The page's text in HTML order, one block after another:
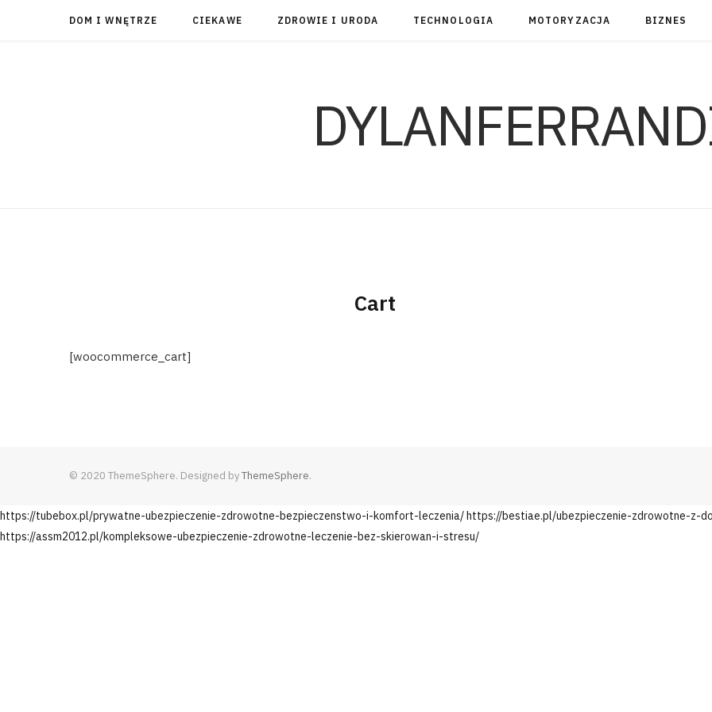
DOM I WNĘTRZE CIEKAWE ZDROWIE I URODA TECHNOLOGIA MOTORYZACJA BIZNES
Cart
[woocommerce_cart]
© 2020 ThemeSphere. Designed byThemeSphere.
https://tubebox.pl/prywatne-ubezpieczenie-zdrowotne-bezpieczenstwo-i-komfort-leczenia/https://bestiae.pl/ubezpieczenie-zdrowotne-z-
https://assm2012.pl/kompleksowe-ubezpieczenie-zdrowotne-leczenie-bez-skierowan-i-stresu/